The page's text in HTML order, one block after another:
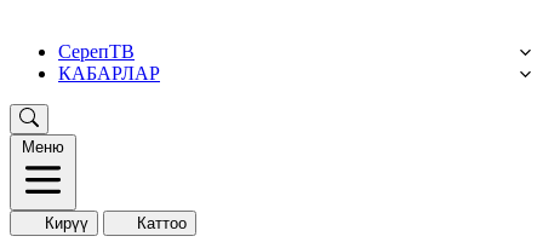
СерепТВ
КАБАРЛАР
Меню
Кирүү Каттоо